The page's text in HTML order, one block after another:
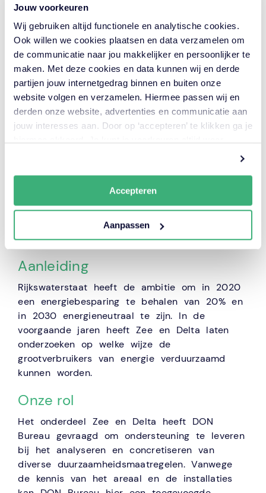
Jouw voorkeuren
Wij gebruiken altijd functionele en analytische cookies.
Ook willen we cookies plaatsen en data verzamelen om
de communicatie naar jou makkelijker en persoonlijker te
maken. Met deze cookies en data kunnen wij en derde
partijen jouw internetgedrag binnen en buiten onze
website volgen en verzamelen. Hiermee passen wij en
derden onze website, advertenties en communicatie aan
jouw interesses aan. Door op ‘accepteren’ te klikken ga je
Accepteren
Aanpassen
Rijkswaterstaat Zee en Delta
Locatie
Middelburg
Looptijd
2017 — 2018
Aanleiding
Rijkswaterstaat heeft de ambitie om in 2020
een energiebesparing te behalen van 20% en
in 2030 energieneutraal te zijn. In de
voorgaande jaren heeft Zee en Delta laten
onderzoeken op welke wijze de
grootverbruikers van energie verduurzaamd
kunnen worden.
Onze rol
Het onderdeel Zee en Delta heeft DON
Bureau gevraagd om ondersteuning te leveren
bij het analyseren en concretiseren van
diverse duurzaamheidsmaatregelen. Vanwege
de kennis van het areaal en de installaties